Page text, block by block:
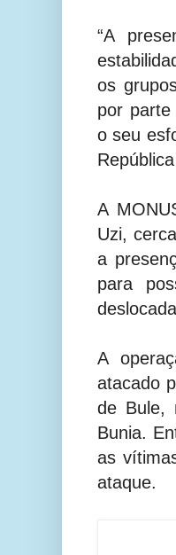
“A
os
por parte
o seu
A
Uzi,
a
para
A
atacado
de Bule,
Bunia.
as
ataque.